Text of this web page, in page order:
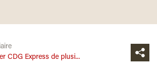
CDG Express de plusi...